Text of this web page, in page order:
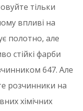
тільки
впливі на
полотно, але
стійкі фарби
647. Але
розчинники на
хімічних